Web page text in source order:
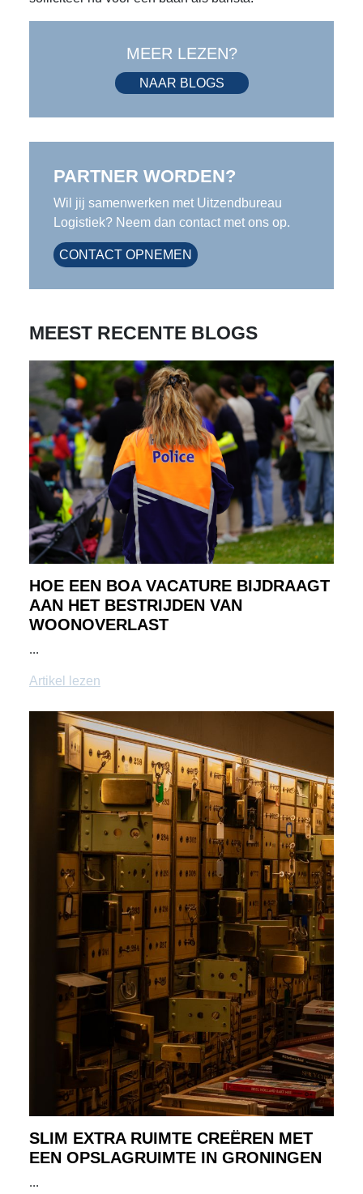
MEER LEZEN?
NAAR BLOGS
PARTNER WORDEN?
Wil jij samenwerken met Uitzendbureau
Logistiek? Neem dan contact met ons op.
CONTACT OPNEMEN
MEEST RECENTE BLOGS
HOE EEN BOA VACATURE BIJDRAAGT
AAN HET BESTRIJDEN VAN
WOONOVERLAST
...
Artikel lezen
SLIM EXTRA RUIMTE CREËREN MET
EEN OPSLAGRUIMTE IN GRONINGEN
...